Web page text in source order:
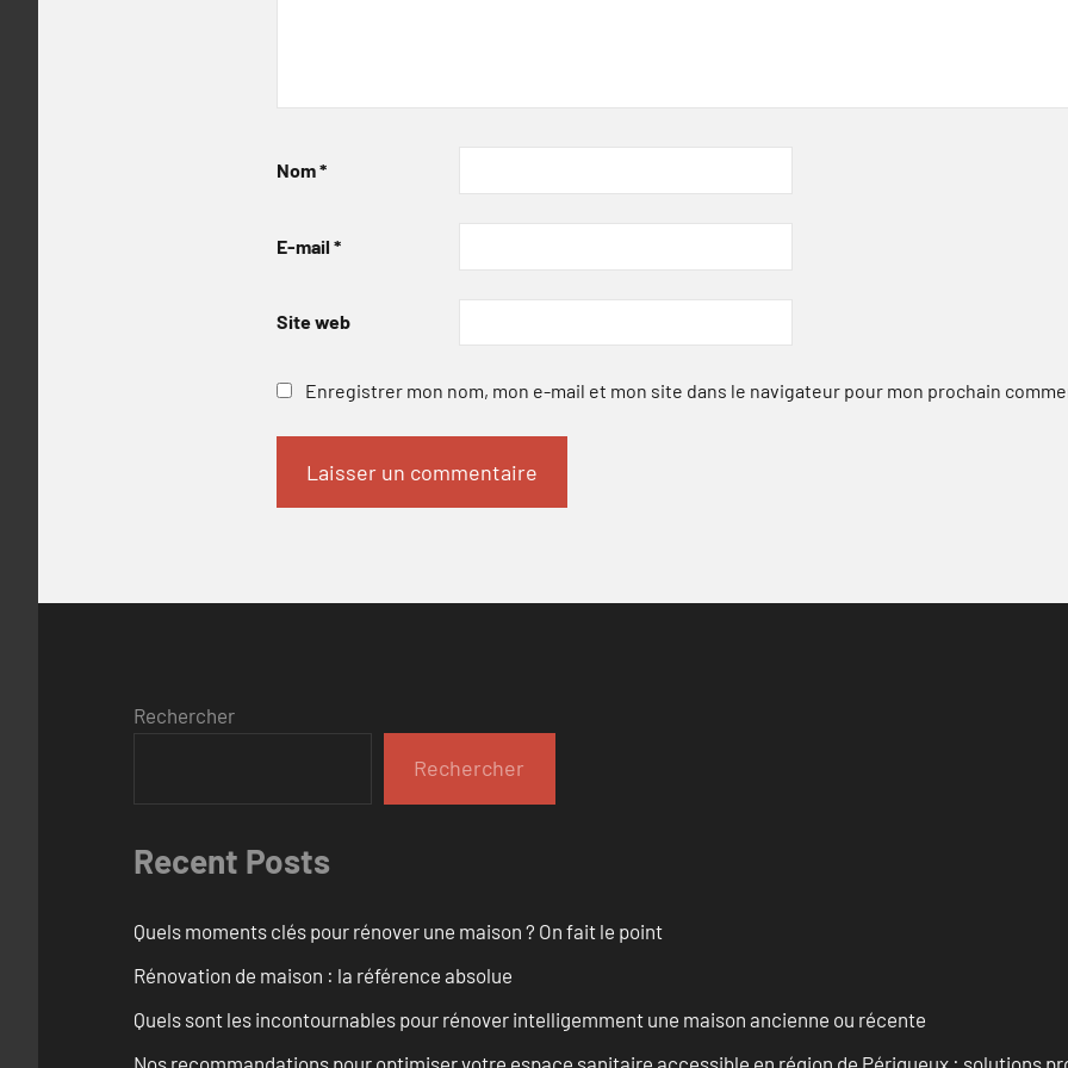
Nom*
E-mail *
Site web
Enregistrer mon nom, mon e-mail et mon site dans le navigateur pour mon prochain
Rechercher
Rechercher
Recent Posts
Quels moments clés pour rénover une maison ? On fait le point
Rénovation de maison : la référence absolue
Quels sont les incontournables pour rénover intelligemment une maison ancienne ou récente